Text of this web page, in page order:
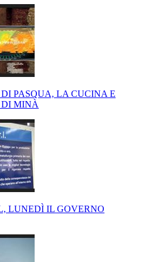
PASQUA, LA CUCINA E
DI MINÀ
LUNEDÌ IL GOVERNO